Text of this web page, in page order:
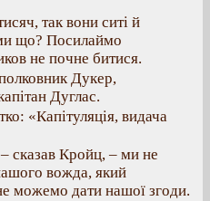
так вони ситі й
що? Посилаймо
не почне битися.
Дукер,
Дуглас.
«Капітуляція, видача
– сказав Кройц, – ми не
вожда, який
можемо дати нашої згоди.